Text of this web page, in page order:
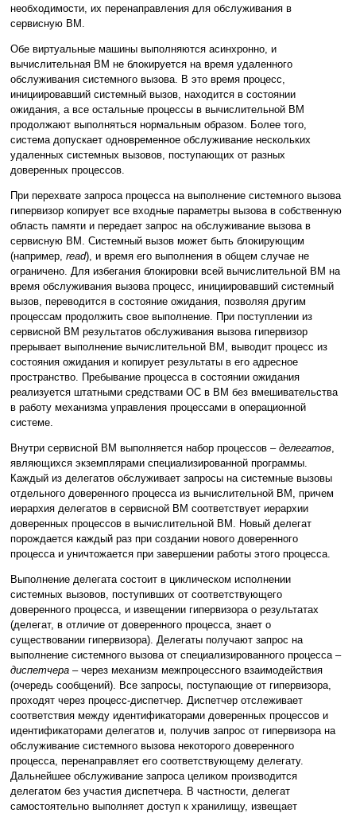
необходимости, их перенаправления для обслуживания в
сервисную ВМ.
Обе виртуальные машины выполняются асинхронно, и
вычислительная ВМ не блокируется на время удаленного
обслуживания системного вызова. В это время процесс,
инициировавший системный вызов, находится в состоянии
ожидания, а все остальные процессы в вычислительной ВМ
продолжают выполняться нормальным образом. Более того,
система допускает одновременное обслуживание нескольких
удаленных системных вызовов, поступающих от разных
доверенных процессов.
При перехвате запроса процесса на выполнение системного вызова
гипервизор копирует все входные параметры вызова в собственную
область памяти и передает запрос на обслуживание вызова в
сервисную ВМ. Системный вызов может быть блокирующим
(например, read), и время его выполнения в общем случае не
ограничено. Для избегания блокировки всей вычислительной ВМ на
время обслуживания вызова процесс, инициировавший системный
вызов, переводится в состояние ожидания, позволяя другим
процессам продолжить свое выполнение. При поступлении из
сервисной ВМ результатов обслуживания вызова гипервизор
прерывает выполнение вычислительной ВМ, выводит процесс из
состояния ожидания и копирует результаты в его адресное
пространство. Пребывание процесса в состоянии ожидания
реализуется штатными средствами ОС в ВМ без вмешивательства
в работу механизма управления процессами в операционной
системе.
Внутри сервисной ВМ выполняется набор процессов – делегатов
являющихся экземплярами специализированной программы.
Каждый из делегатов обслуживает запросы на системные вызовы
отдельного доверенного процесса из вычислительной ВМ, причем
иерархия делегатов в сервисной ВМ соответствует иерархии
доверенных процессов в вычислительной ВМ. Новый делегат
порождается каждый раз при создании нового доверенного
процесса и уничтожается при завершении работы этого процесса.
Выполнение делегата состоит в циклическом исполнении
системных вызовов, поступивших от соответствующего
доверенного процесса, и извещении гипервизора о результатах
(делегат, в отличие от доверенного процесса, знает о
существовании гипервизора). Делегаты получают запрос на
выполнение системного вызова от специализированного процесса –
диспетчера – через механизм межпроцессного взаимодействия
(очередь сообщений). Все запросы, поступающие от гипервизора,
проходят через процесс-диспетчер. Диспетчер отслеживает
соответствия между идентификаторами доверенных процессов и
идентификаторами делегатов и, получив запрос от гипервизора на
обслуживание системного вызова некоторого доверенного
процесса, перенаправляет его соответствующему делегату.
Дальнейшее обслуживание запроса целиком производится
делегатом без участия диспетчера. В частности, делегат
самостоятельно выполняет доступ к хранилищу, извещает